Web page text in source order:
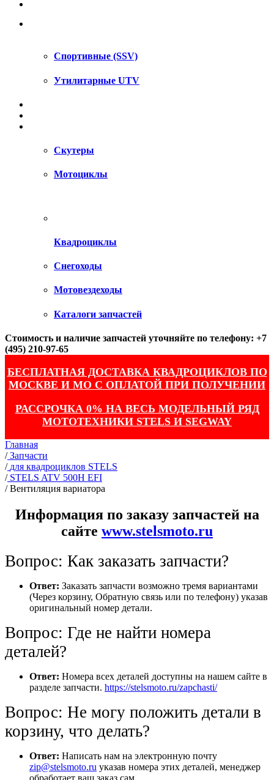
Спортивные (SSV)
Утилитарные UTV
Скутеры
Мотоциклы
Квадроциклы
Снегоходы
Мотовездеходы
Каталоги запчастей
Стоимость и наличие запчастей уточняйте по телефону: +7
(495) 210-97-65
БЕСПЛАТНАЯ ДОСТАВКА КВАДРОЦИКЛОВ ПО
МОСКВЕ И МО С ОПЛАТОЙ ПРИ ПОЛУЧЕНИИ
РАССРОЧКА 0% НА ВЕСЬ МОДЕЛЬНЫЙ РЯД
МОТОТЕХНИКИ STELS И SEGWAY
Главная
/ Запчасти
/ для квадроциклов STELS
/ STELS ATV 500H EFI
/Вентиляция вариатора
Информация по заказу запчастей на
сайте www.stelsmoto.ru
Вопрос: Как заказать запчасти?
Ответ: Заказать запчасти возможно тремя вариантами
(Через корзину, Обратную связь или по телефону) указав
оригинальный номер детали.
Вопрос: Где не найти номера
деталей?
Ответ: Номера всех деталей доступны на нашем сайте в
разделе запчасти. https://stelsmoto.ru/zapchasti/
Вопрос: Не могу положить детали в
корзину, что делать?
Ответ: Написать нам на электронную почту
zip@stelsmoto.ru указав номера этих деталей, менеджер
обработает ваш заказ сам.